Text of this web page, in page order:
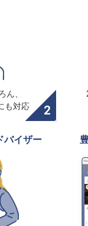
ん、
も対応
バイザー